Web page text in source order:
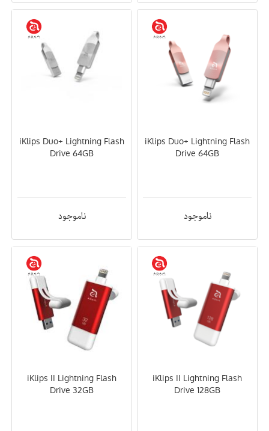
iKlips Duo+ Lightning Flash
Drive 64GB
ناموجود
iKlips Duo+ Lightning Flash
Drive 64GB
ناموجود
iKlips II Lightning Flash
Drive 128GB
iKlips II Lightning Flash
Drive 32GB